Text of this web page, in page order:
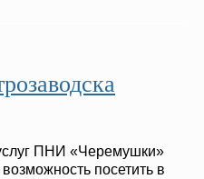
ПНИ «Черемушки»
посетить в